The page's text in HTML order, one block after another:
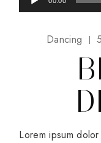
Player
Dancing
Lorem ipsum